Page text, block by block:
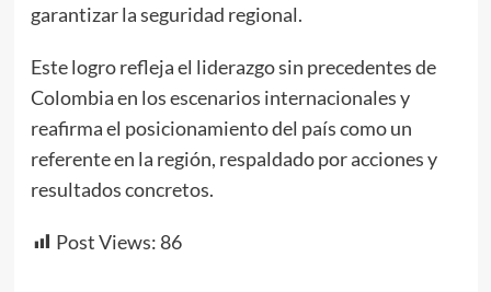
garantizar la seguridad regional.
Este logro refleja el liderazgo sin precedentes de
Colombia en los escenarios internacionales y
reafirma el posicionamiento del país como un
referente en la región, respaldado por acciones y
resultados concretos.
Post Views: 86